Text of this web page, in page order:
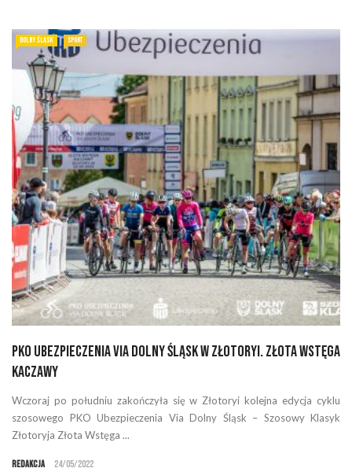
DOLNY ŚLĄSK SPORT
PKO Ubezpieczenia Via Dolny Śląsk w Złotoryi. Złota Wstęga
Kaczawy
Wczoraj po południu zakończyła się w Złotoryi kolejna edycja cyklu
szosowego PKO Ubezpieczenia Via Dolny Śląsk – Szosowy Klasyk
Złotoryja Złota Wstęga ...
Redakcja 24/05/2022